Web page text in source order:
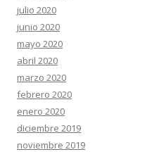
julio 2020
junio 2020
mayo 2020
abril 2020
marzo 2020
febrero 2020
enero 2020
diciembre 2019
noviembre 2019